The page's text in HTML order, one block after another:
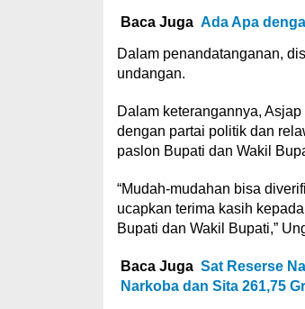
Baca Juga Ada Apa
Dalam penandatanganan,
undangan.
Dalam keterangannya,
dengan partai politik dan
paslon Bupati dan Wakil
“Mudah-mudahan bisa
ucapkan terima kasih
Bupati dan Wakil Bupati,”
Baca Juga Sat Reserse
Narkoba dan Sita 261,75